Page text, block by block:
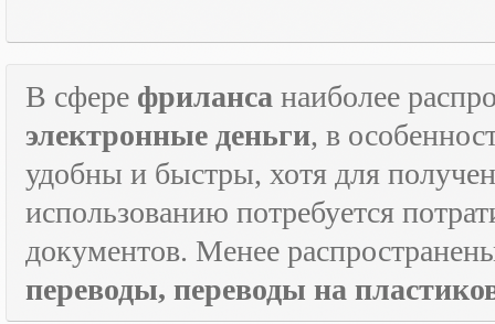
В сфере фриланса наиболее
электронные деньги, в
удобны и быстры, хотя для
использованию потребуется
документов. Менее
переводы, переводы на